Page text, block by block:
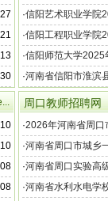
公告
·信阳艺术职业学院
术人员公告
·信阳工程职业学院
·信阳师范大学2025
告
·河南省信阳市淮滨
公告
周口教师招聘网
·2026年河南省周口
·河南省周口市城乡
小学、幼儿园教师
·河南省周口实验高
2026年教师招聘公
·河南省水利水电学